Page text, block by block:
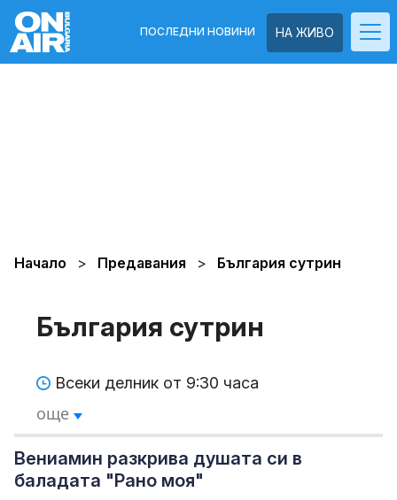
НА ЖИВО
ПОСЛЕДНИ НОВИНИ
Начало Предавания България сутрин
България сутрин
Всеки делник от 9:30 часа
още
Вениамин разкрива душата си в
баладата "Рано моя"